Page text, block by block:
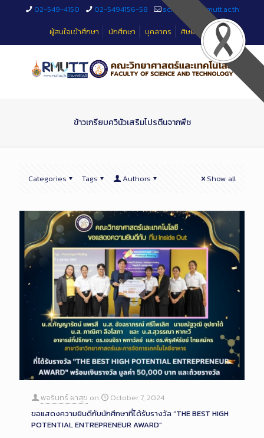
02-549-4150 02-5494156-58
sciteched@rmutt.ac.th
ผู้สนใจเข้าศึกษา
นักศึกษา บุคลากร ศิษย์เก่า
ข้าวเกรียบควินัวเสริมโปรตีนจากพืช
Categories Tags Authors Show all
พจรินทร์ ผาสุข on
October 7, 2024
ขอแสดงความยินดีกับนักศึกษาที่ได้รับรางวัล “THE BEST HIGH
POTENTIAL ENTREPRENEUR AWARD”